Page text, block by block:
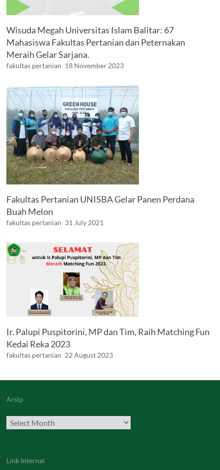
Wisuda Megah Universitas Islam Balitar: 67
Mahasiswa Fakultas Pertanian dan Peternakan
Meraih Gelar Sarjana.
fakultas pertanian 18 November 2023
Fakultas Pertanian UNISBA Gelar Panen Perdana
Buah Melon
fakultas pertanian 31 July 2021
Ir. Palupi Puspitorini, MP dan Tim, Raih Matching Fun
Kedai Reka 2023
fakultas pertanian 22 August 2023
Arsip
Archives
Link Internal